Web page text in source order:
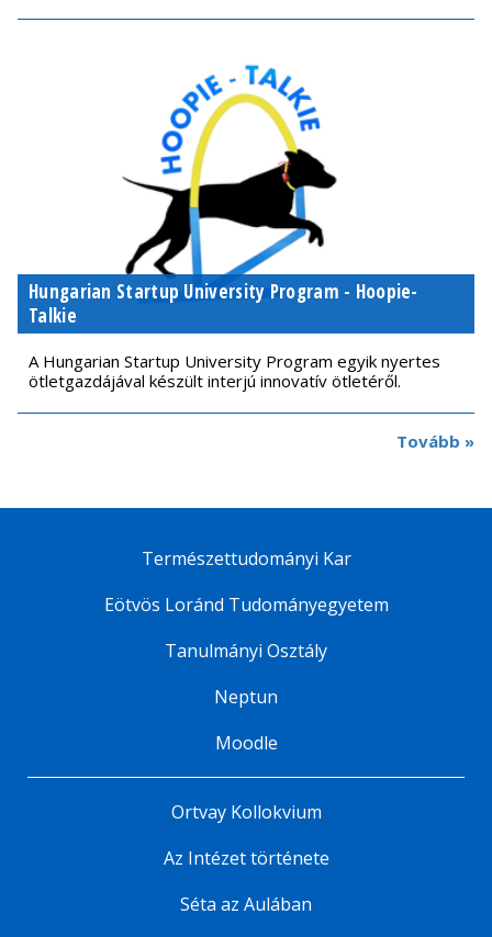
Hungarian Startup University Program - Hoopie-
Talkie
A Hungarian Startup University Program egyik nyertes
ötletgazdájával készült interjú innovatív ötletéről.
Tovább »
Természettudományi Kar
Eötvös Loránd Tudományegyetem
Tanulmányi Osztály
Neptun
Moodle
Ortvay Kollokvium
Az Intézet története
Séta az Aulában